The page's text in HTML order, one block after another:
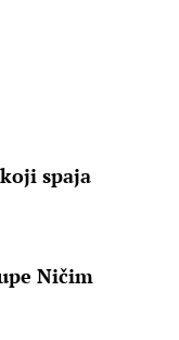
spaja
Ničim